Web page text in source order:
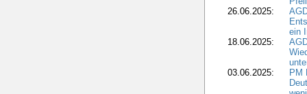
26.06.2025:
ein
18.06.2025:
03.06.2025:
PM